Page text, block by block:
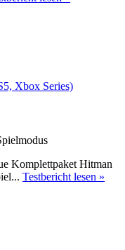
Komplettpaket Hitman
Testbericht lesen »